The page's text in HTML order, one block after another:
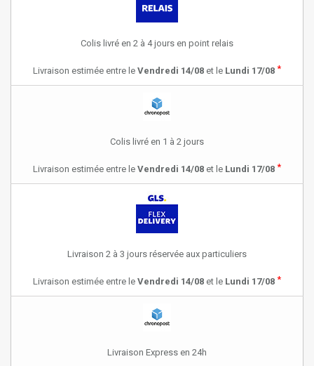
Colis livré en 2 à 4 jours en point relais
Livraison estimée entre le Vendredi 14/08 et le Lundi 17/08 *
Colis livré en 1 à 2 jours
Livraison estimée entre le Vendredi 14/08 et le Lundi 17/08 *
Livraison 2 à 3 jours réservée aux particuliers
Livraison estimée entre le Vendredi 14/08 et le Lundi 17/08 *
Livraison Express en 24h